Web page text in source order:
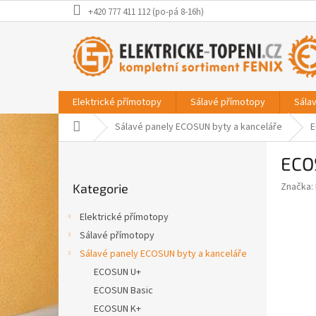
na
+420 777 411 112 (po-pá 8-16h)
Elektrické přímotopy Sálavé přímotopy
Domů Sálavé panely ECOSUN byty a kanceláře
a
kategorie
Kategorie
Elektrické přímotopy
Sálavé přímotopy
Sálavé panely ECOSUN byty a kanceláře
ECOSUN U+
ECOSUN Basic
ECOSUN K+
Značka: